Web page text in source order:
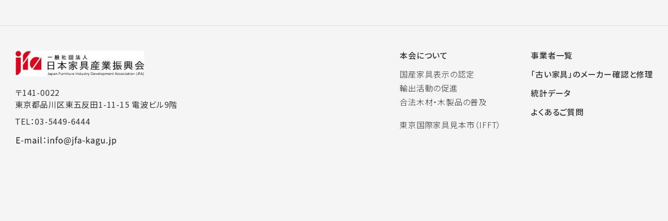
〒141-0022
東京都品川区東五反田1-11-15 電波ビル9階
TEL：03-5449-6444
本会について
国産家具表示の認定
輸出活動の促進
合法木材・木製品の普及
東京国際家具見本市（IFFT）
事業者一覧
「古い家具」のメーカー確認と修理
統計データ
よくあるご質問